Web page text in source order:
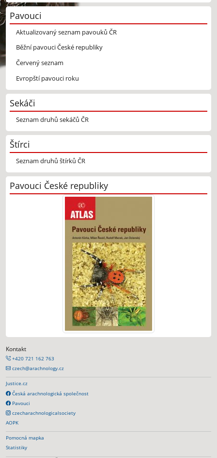
Pavouci
Aktualizovaný seznam pavouků ČR
Běžní pavouci České republiky
Červený seznam
Evropští pavouci roku
Sekáči
Seznam druhů sekáčů ČR
Štírci
Seznam druhů štírků ČR
Pavouci České republiky
Kontakt
+420 721 162 763
czech@arachnology.cz
Justice.cz
Česká arachnologická společnost
Pavouci
czecharachnologicalsociety
AOPK
Pomocná mapka
Statistiky